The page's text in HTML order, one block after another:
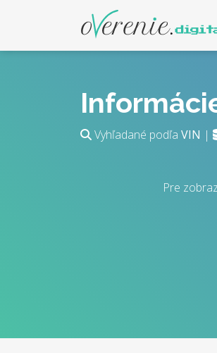
Vyhľadané podľa VIN |
Pre